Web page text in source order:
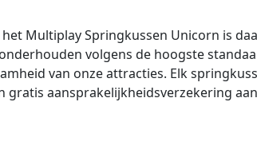
Multiplay Springkussen Unicorn is
volgens de hoogste
van onze attracties. Elk
aansprakelijkheidsverzekering